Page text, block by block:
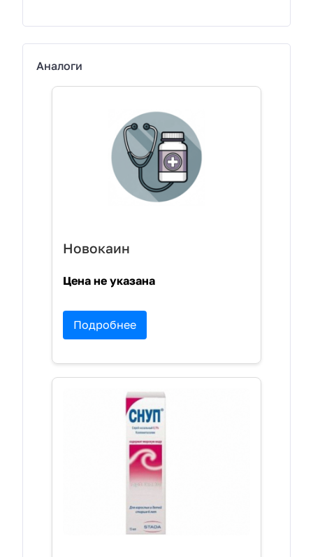
Аналоги
Новокаин
Цена не указана
Подробнее